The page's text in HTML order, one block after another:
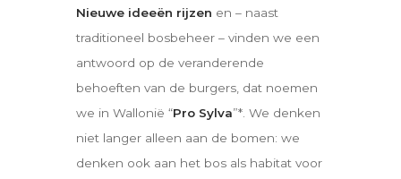
Nieuwe ideeën rijzen en – naast
traditioneel bosbeheer – vinden we een
antwoord op de veranderende
behoeften van de burgers, dat noemen
we in Wallonië “Pro Sylva”*. We denken
niet langer alleen aan de bomen: we
denken ook aan het bos als habitat voor